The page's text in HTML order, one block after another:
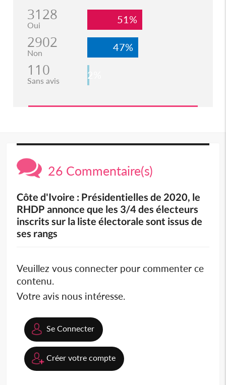
3128
Oui 51%
2902
Non 47%
110
Sans avis 2%
26 Commentaire(s)
Côte d'Ivoire : Présidentielles de 2020, le
RHDP annonce que les 3/4 des électeurs
inscrits sur la liste électorale sont issus de
ses rangs
Veuillez vous connecter pour commenter ce
contenu.
Votre avis nous intéresse.
Se Connecter
Créer votre compte